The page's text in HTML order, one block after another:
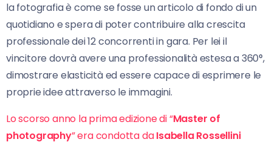
la fotografia è come se fosse un articolo di fondo di un
quotidiano e spera di poter contribuire alla crescita
professionale dei 12 concorrenti in gara. Per lei il
vincitore dovrà avere una professionalità estesa a 360°,
dimostrare elasticità ed essere capace di esprimere le
proprie idee attraverso le immagini.
Lo scorso anno la prima edizione di “Master of
photography” era condotta daIsabella Rossellini